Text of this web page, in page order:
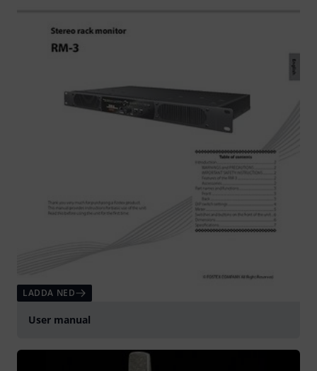
LADDA NED
User manual